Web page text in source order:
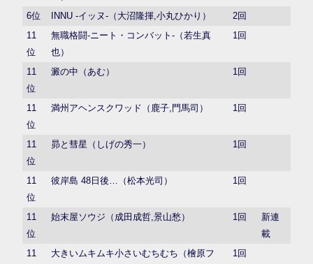
6位 INNU -イッヌ-（大沼隆揮,小丸ひかり）
2回
11
位
無職格闘-ニート・コンバット-（若生真
也）
1回
11
位
澱の中（あむ） 1回
11
位
満州アヘンスクワッド（鹿子,門馬司） 1回
11
位
昴と彗星（しげの秀一） 1回
11
位
彼岸島 48日後…（松本光司） 1回
11
位
始末屋ソウジ（成田成哲,景山愁） 1回
新連
載
11
大きいムキムキ小さいむちむち（檜原フ
1回